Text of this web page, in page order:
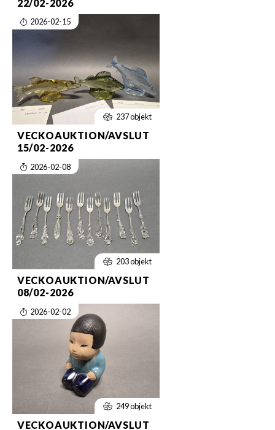
22/02-2026
2026-02-15
237 objekt
VECKOAUKTION/AVSLUT
15/02-2026
2026-02-08
203 objekt
VECKOAUKTION/AVSLUT
08/02-2026
2026-02-02
249 objekt
VECKOAUKTION/AVSLUT